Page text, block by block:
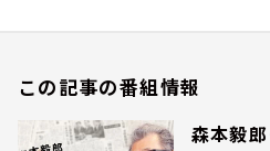
この記事の番組情報
森本毅郎